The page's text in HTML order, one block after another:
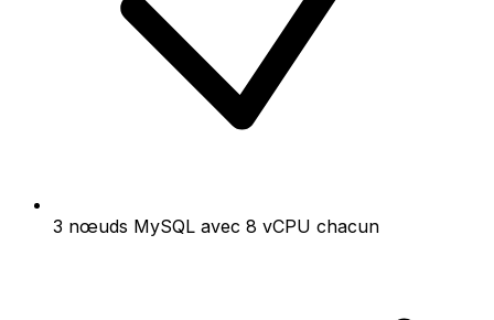
3 nœuds MySQL avec 8 vCPU chacun